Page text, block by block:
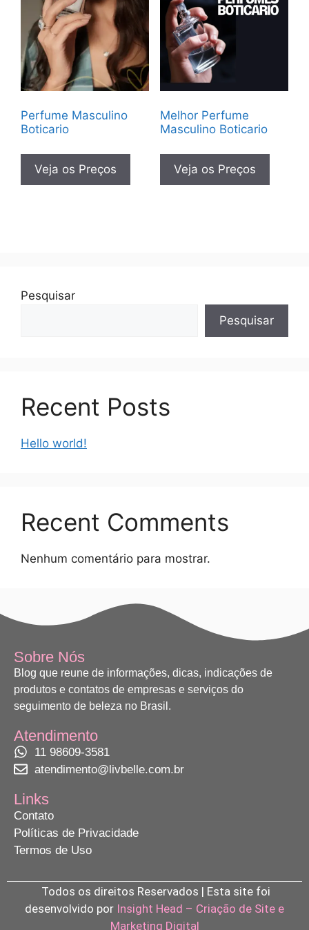
Perfume Masculino
Boticario
Veja os Preços
Melhor Perfume
Masculino Boticario
Veja os Preços
Pesquisar
Pesquisar
Recent Posts
Hello world!
Recent Comments
Nenhum comentário para mostrar.
Sobre Nós
Blog que reune de informações, dicas, indicações de
produtos e contatos de empresas e serviços do
seguimento de beleza no Brasil.
Atendimento
11 98609-3581
atendimento@livbelle.com.br
Links
Contato
Políticas de Privacidade
Termos de Uso
Todos os direitos Reservados | Esta site foi
desenvolvido por Insight Head – Criação de Site e
Marketing Digital